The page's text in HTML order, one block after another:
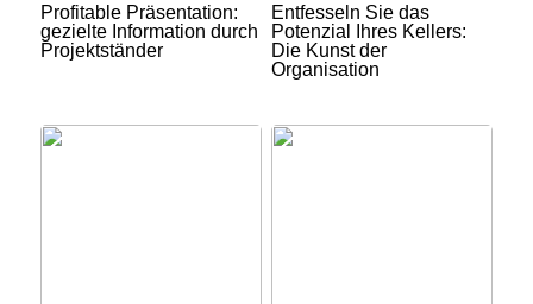
Profitable Präsentation:
gezielte Information durch
Projektständer
Entfesseln Sie das
Potenzial Ihres Kellers:
Die Kunst der
Organisation